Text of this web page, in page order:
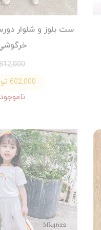
ست بلوز و شلوار
602,000 تومان
ناموجود